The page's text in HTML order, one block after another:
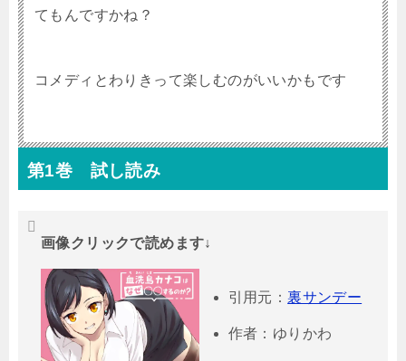
てもんですかね？
コメディとわりきって楽しむのがいいかもです
第1巻 試し読み
画像クリックで読めます↓
引用元：裏サンデー
作者：ゆりかわ